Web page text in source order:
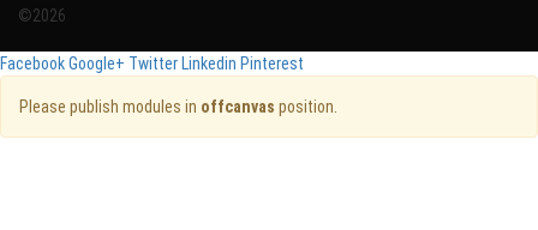
©2026
FacebookGoogle+ Twitter Linkedin Pinterest
Please publish modules in offcanvas position.